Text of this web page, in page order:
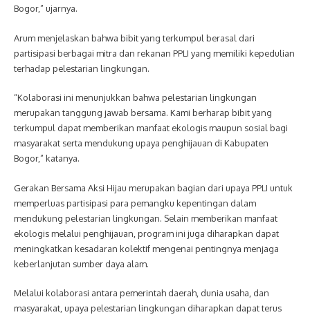
Bogor,” ujarnya.
Arum menjelaskan bahwa bibit yang terkumpul berasal dari
partisipasi berbagai mitra dan rekanan PPLI yang memiliki kepedulian
terhadap pelestarian lingkungan.
“Kolaborasi ini menunjukkan bahwa pelestarian lingkungan
merupakan tanggung jawab bersama. Kami berharap bibit yang
terkumpul dapat memberikan manfaat ekologis maupun sosial bagi
masyarakat serta mendukung upaya penghijauan di Kabupaten
Bogor,” katanya.
Gerakan Bersama Aksi Hijau merupakan bagian dari upaya PPLI untuk
memperluas partisipasi para pemangku kepentingan dalam
mendukung pelestarian lingkungan. Selain memberikan manfaat
ekologis melalui penghijauan, program ini juga diharapkan dapat
meningkatkan kesadaran kolektif mengenai pentingnya menjaga
keberlanjutan sumber daya alam.
Melalui kolaborasi antara pemerintah daerah, dunia usaha, dan
masyarakat, upaya pelestarian lingkungan diharapkan dapat terus